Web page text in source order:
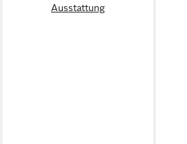
Ausstattung